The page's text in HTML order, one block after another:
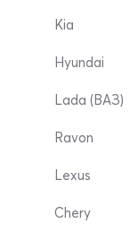
Kia
Hyundai
Lada (ВАЗ)
Ravon
Lexus
Chery